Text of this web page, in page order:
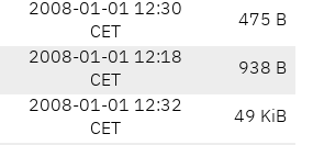
2008-01-01 12:30
CET
475 B
2008-01-01 12:18
CET
938 B
2008-01-01 12:32
CET
49 KiB